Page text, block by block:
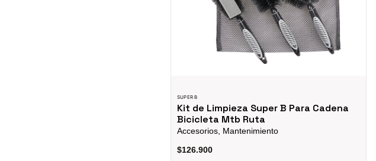
SUPER B
Kit de Limpieza Super B Para Cadena
Bicicleta Mtb Ruta
Accesorios, Mantenimiento
$126.900